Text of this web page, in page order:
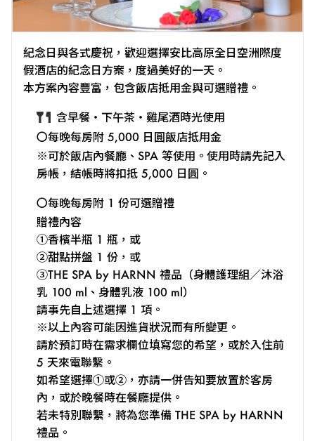
紀念日與各式慶祝，歡迎選擇安比高原全日空洲際度
假酒店的紀念日方案，度過美好的一天。
本方案內容豐富，包含飯店抵用金與可選贈禮。
含早餐・下午茶・雞尾酒時光使用
〇每晚每房附 5,000 日圓飯店抵用金
※可於飯店內餐廳、SPA 等使用。使用時請先記入
房帳，結帳時將扣抵 5,000 日圓。
〇每晚每房附 1 份可選贈禮
贈禮內容
①香檳半瓶 1 瓶，或
②甜點拼盤 1 份，或
③THE SPA by HARNN 禮品（身體護理組／沐浴
乳 100 ml、身體乳液 100 ml）
請事先自上述選擇 1 項。
※以上內容可能因進貨狀況而有所變更。
請於預訂時在需求欄位填寫您的希望，或於入住前
5 天來電聯繫。
如希望選擇①或②，亦請一併告知要放置於客房
內，或於晚餐時在餐廳提供。
若未特別聯繫，將為您準備 THE SPA by HARNN
禮品。